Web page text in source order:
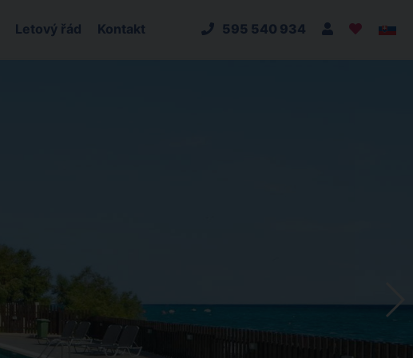
Letový řád Kontakt 595 540 934